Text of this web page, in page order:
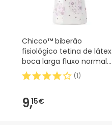
Chicco™ biberão
fisiológico tetina de látex
boca larga fluxo normal
rosa 150ml 1ud
(1)
9,15€